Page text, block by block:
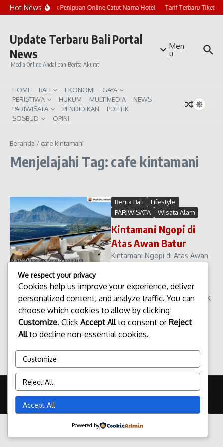
Lewati ke konten
Hot NewsMarak Penipuan Online Catut Nama Hotel Tarif Terbaru Tiket
Update Terbaru Bali Portal
News
Media Online Andal dan Berita Akurat
Men
u
HOME BALI EKONOMI
GAYA
PERISTIWA
HUKUM MULTIMEDIA
NEWS
PARIWISATA
PENDIDIKAN
POLITIK
SOSBUD
OPINI
Beranda / cafe kintamani
Menjelajahi Tag: cafe kintamani
Berita Bali
Lifestyle
PARIWISATA
Wisata Alam
Kintamani Ngopi di
Atas Awan Batur
Kintamani Ngopi di Atas Awan
destinasi wisata alam yang
menawarkan pengalaman unik,
salah satunya adalah
menikmati kopi dengan latar
pemandangan pegunu...
Copyright © 2026 Update Terbaru Bali Portal News | Powered by
We respect your privacy
Cookies help us improve your experience, deliver
personalized content, and analyze traffic. You can
choose which cookies to allow by clicking
Customize. Click Accept Allto consent orReject
Allto decline non-essential cookies.
Customize
Reject All
Accept All
Powered by